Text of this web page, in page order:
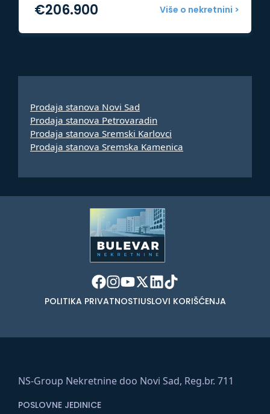
Više o nekretnini >
€206.900
Prodaja stanova Novi Sad
Prodaja stanova Petrovaradin
Prodaja stanova Sremski Karlovci
Prodaja stanova Sremska Kamenica
POLITIKA PRIVATNOSTIUSLOVI KORIŠĆENJA
NS-Group Nekretnine doo Novi Sad, Reg.br. 711
POSLOVNE JEDINICE